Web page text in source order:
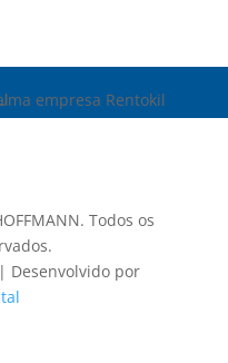
Todos os
| Desenvolvido por